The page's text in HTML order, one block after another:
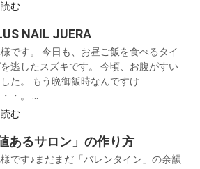
む
NAIL JUERA
です。 今日も、お昼ご飯を食べるタイ
を逃したスズキです。 今頃、お腹がすい
た。 もう晩御飯時なんですけ
・。 ...
む
あるサロン」の作り方
です♪まだまだ「バレンタイン」の余韻